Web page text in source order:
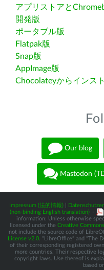
アプリストアと
開発版
ポータブル版
Flatpak版
Snap版
AppImage版
Chocolateyからインス
Our blog
Mastodon
Impressum (法的情報)
(non-binding English translation) -
information: Unless otherwise
licensed under the Creative
not include the source code of
License v2.0 . “LibreOffice” and “The
of their corresponding registered
more countries. Their respective
copyright laws. Use thereof is
based